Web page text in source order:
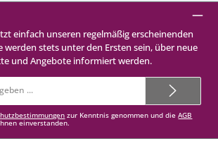
einfach unseren regelmäßig erscheinenden
werden stets unter den Ersten sein, über neue
und Angebote informiert werden.
Mail-
zur Kenntnis genommen und dieAGB
einverstanden.